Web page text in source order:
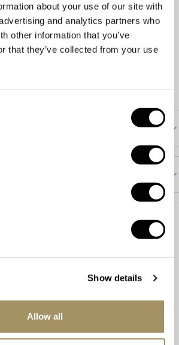
about your use of our site with
and analytics partners who
other information that you’ve
that they’ve collected from your use
Show details
Allow all
actuele voorraadstatus.
zijn aan veranderingen.
collectie staat online.
voor de volledige collectie.
54289
Diamant
Markies Briljant